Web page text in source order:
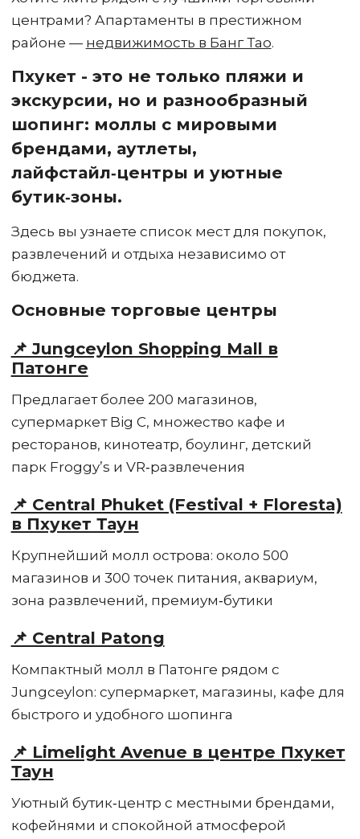
центрами? Апартаменты в престижном
районе — недвижимость в Банг Тао.
Пхукет - это не только пляжи и
экскурсии, но и разнообразный
шопинг: моллы с мировыми
брендами, аутлеты,
лайфстайл‑центры и уютные
бутик‑зоны.
Здесь вы узнаете список мест для покупок,
развлечений и отдыха независимо от
бюджета.
Основные торговые центры
📌 Jungceylon Shopping Mall в
Патонге
Предлагает более 200 магазинов,
супермаркет Big C, множество кафе и
ресторанов, кинотеатр, боулинг, детский
парк Froggy’s и VR‑развлечения
📌 Central Phuket (Festival + Floresta)
в Пхукет Таун
Крупнейший молл острова: около 500
магазинов и 300 точек питания, аквариум,
зона развлечений, премиум‑бутики
📌 Central Patong
Компактный молл в Патонге рядом с
Jungceylon: супермаркет, магазины, кафе для
быстрого и удобного шопинга
📌 Limelight Avenue в центре Пхукет
Таун
Уютный бутик‑центр с местными брендами,
кофейнями и спокойной атмосферой